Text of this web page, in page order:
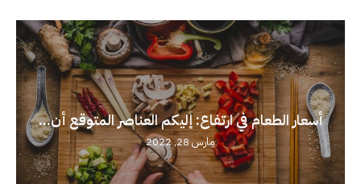
أسعار الطعام في ارتفاع: إليكم العناصر المتوقع أن...
مارس 28, 2022